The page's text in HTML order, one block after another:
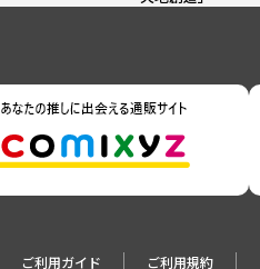
ご利用ガイド ご利用規約